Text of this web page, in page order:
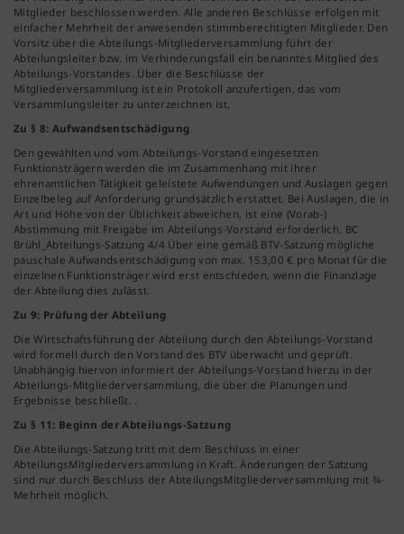
Mitglieder beschlossen werden. Alle anderen Beschlüsse erfolgen mit
einfacher Mehrheit der anwesenden stimmberechtigten Mitglieder. Den
Vorsitz über die Abteilungs-Mitgliederversammlung führt der
Abteilungsleiter bzw. im Verhinderungsfall ein benanntes Mitglied des
Abteilungs-Vorstandes. Über die Beschlüsse der
Mitgliederversammlung ist ein Protokoll anzufertigen, das vom
Versammlungsleiter zu unterzeichnen ist,
Zu § 8: Aufwandsentschädigung
Den gewählten und vom Abteilungs-Vorstand eingesetzten
Funktionsträgern werden die im Zusammenhang mit ihrer
ehrenamtlichen Tätigkeit geleistete Aufwendungen und Auslagen gegen
Einzelbeleg auf Anforderung grundsätzlich erstattet. Bei Auslagen, die in
Art und Höhe von der Üblichkeit abweichen, ist eine (Vorab-)
Abstimmung mit Freigabe im Abteilungs-Vorstand erforderlich. BC
Brühl_Abteilungs-Satzung 4/4 Über eine gemäß BTV-Satzung mögliche
pauschale Aufwandsentschädigung von max. 153,00 € pro Monat für die
einzelnen Funktionsträger wird erst entschieden, wenn die Finanzlage
der Abteilung dies zulässt.
Zu 9: Prüfung der Abteilung
Die Wirtschaftsführung der Abteilung durch den Abteilungs-Vorstand
wird formell durch den Vorstand des BTV überwacht und geprüft.
Unabhängig hiervon informiert der Abteilungs-Vorstand hierzu in der
Abteilungs-Mitgliederversammlung, die über die Planungen und
Ergebnisse beschließt. .
Zu § 11: Beginn der Abteilungs-Satzung
Die Abteilungs-Satzung tritt mit dem Beschluss in einer
AbteilungsMitgliederversammlung in Kraft. Änderungen der Satzung
sind nur durch Beschluss der AbteilungsMitgliederversammlung mit ¾-
Mehrheit möglich.